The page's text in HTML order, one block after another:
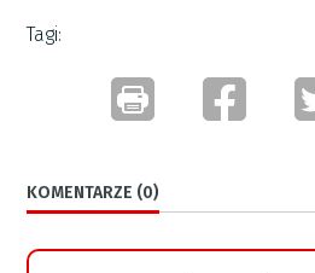
Tagi:
KOMENTARZE (0)